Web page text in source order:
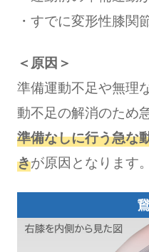
・すでに変形性膝関
＜原因＞
準備運動不足や無理
動不足の解消のため
準備なしに行う急な
きが原因となります。